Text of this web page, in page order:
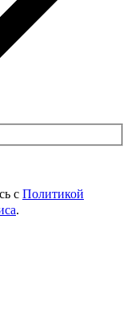
с Политикой
.